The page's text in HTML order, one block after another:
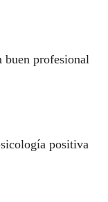
buen profesional
positiva